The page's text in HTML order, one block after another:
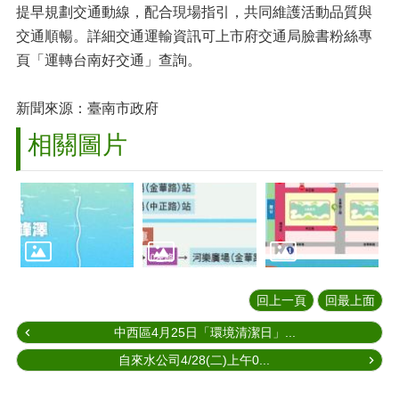
提早規劃交通動線，配合現場指引，共同維護活動品質與
交通順暢。詳細交通運輸資訊可上市府交通局臉書粉絲專
頁「運轉台南好交通」查詢。
新聞來源：臺南市政府
相關圖片
回上一頁 回最上面
中西區4月25日「環境清潔日」...
自來水公司4/28(二)上午0...